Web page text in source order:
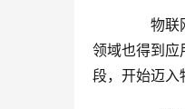
物联网
领域也得到应
段，开始迈入